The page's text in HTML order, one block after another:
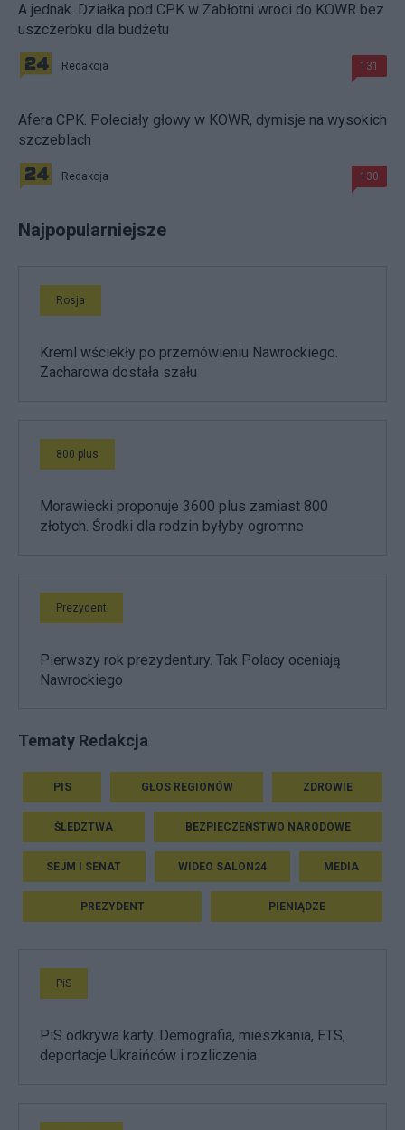
A jednak. Działka pod CPK w Zabłotni wróci do KOWR bez
uszczerbku dla budżetu
Redakcja 131
Afera CPK. Poleciały głowy w KOWR, dymisje na wysokich
szczeblach
Redakcja 130
Najpopularniejsze
Rosja
Kreml wściekły po przemówieniu Nawrockiego.
Zacharowa dostała szału
800 plus
Morawiecki proponuje 3600 plus zamiast 800
złotych. Środki dla rodzin byłyby ogromne
Prezydent
Pierwszy rok prezydentury. Tak Polacy oceniają
Nawrockiego
Tematy Redakcja
PIS GŁOS REGIONÓW ZDROWIE
ŚLEDZTWA BEZPIECZEŃSTWO NARODOWE
SEJM I SENAT WIDEO SALON24 MEDIA
PREZYDENT PIENIĄDZE
PiS
PiS odkrywa karty. Demografia, mieszkania, ETS,
deportacje Ukraińców i rozliczenia